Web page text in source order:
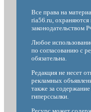
Все права на
ria56.ru, охраняются
законодательством
Любое
по согласованию с
обязательна.
Редакция не несет
рекламных
также за
гиперссылки.